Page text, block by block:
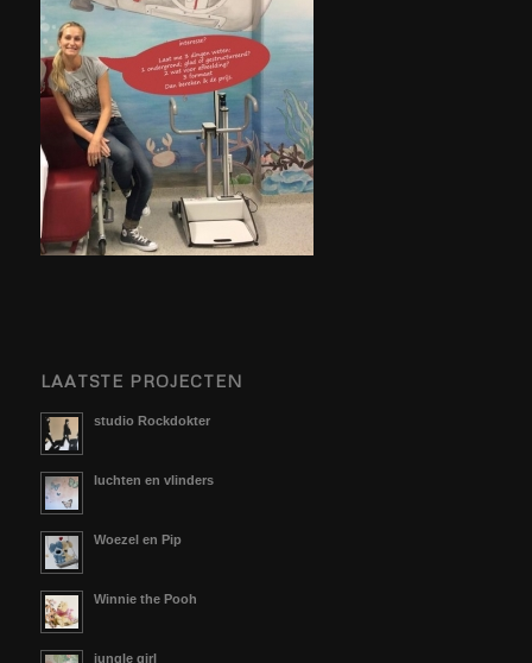
LAATSTE PROJECTEN
studio Rockdokter
luchten en vlinders
Woezel en Pip
Winnie the Pooh
jungle girl